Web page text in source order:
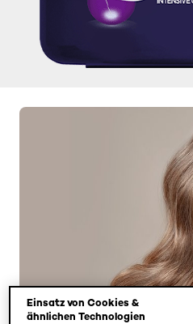
Einsatz von Cookies &
ähnlichen Technologien